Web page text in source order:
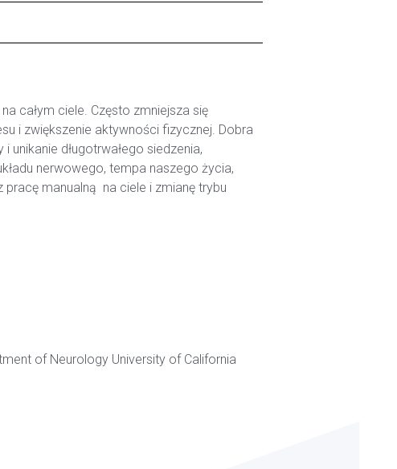
całym ciele. Często zmniejsza się
i zwiększenie aktywności fizycznej. Dobra
długotrwałego siedzenia,
nerwowego, tempa naszego życia,
manualną na ciele i zmianę trybu
of Neurology University of California